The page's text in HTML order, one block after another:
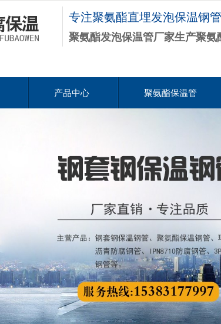
专注聚氨酯直埋发泡保温钢
聚氨酯发泡保温管厂家生产聚氨
产品中心 聚氨酯保温管